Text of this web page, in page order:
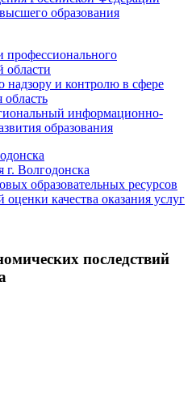
образования
области
надзору и контролю в сфере
область
информационно-
образования
г. Волгодонска
образовательных ресурсов
оценки качества оказания услуг
последствий